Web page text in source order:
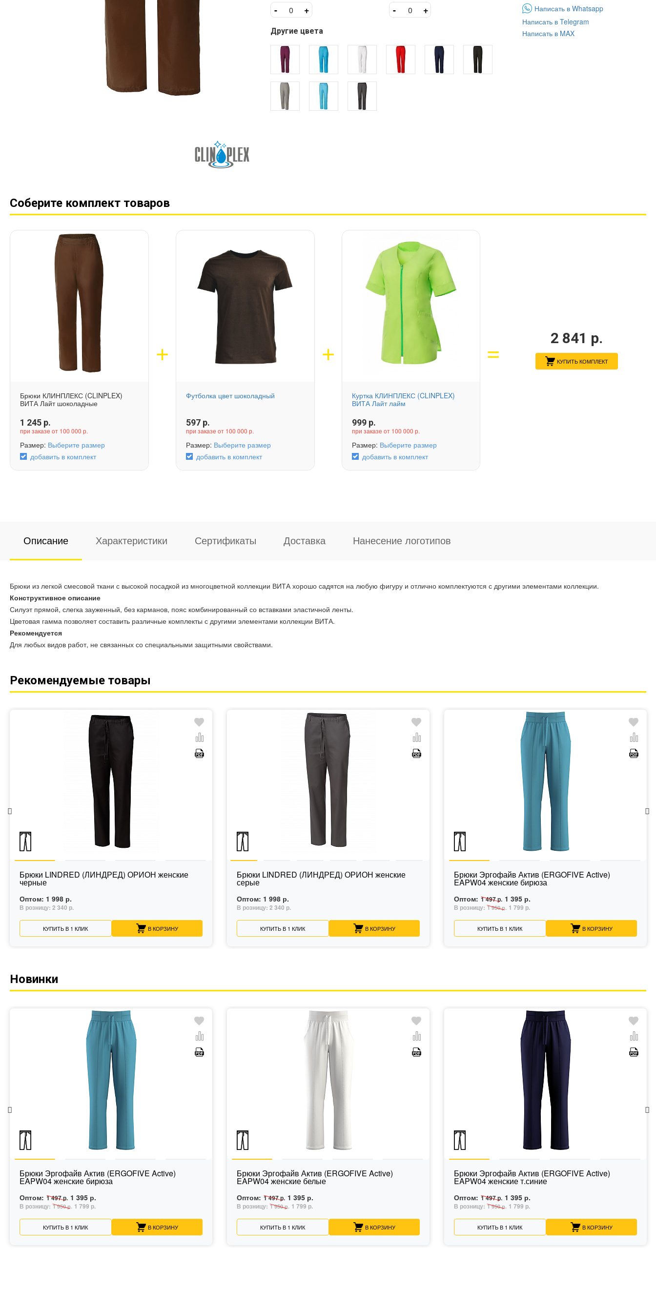
- + - +
Другие цвета
Написать в Whatsapp
Написать в Telegram
Написать в MAX
Соберите комплект товаров
Брюки КЛИНПЛЕКС (CLINPLEX)
ВИТА Лайт шоколадные
1 245 р.
при заказе от 100 000 р.
Размер: Выберите размер
добавить в комплект
Футболка цвет шоколадный
597р.
при заказе от 100 000 р.
Размер: Выберите размер
добавить в комплект
Куртка КЛИНПЛЕКС (CLINPLEX)
ВИТА Лайт лайм
999р.
при заказе от 100 000 р.
Размер: Выберите размер
добавить в комплект
2 841 р.
КУПИТЬ КОМПЛЕКТ
Описание Характеристики Сертификаты Доставка Нанесение логотипов
Брюки из легкой смесовой ткани с высокой посадкой из многоцветной коллекции ВИТА хорошо садятся на любую фигуру и отлично комплектуются с другими элементами коллекции.
Конструктивное описание
Силуэт прямой, слегка зауженный, без карманов, пояс комбинированный со вставками эластичной ленты.
Цветовая гамма позволяет составить различные комплекты с другими элементами коллекции ВИТА.
Рекомендуется
Для любых видов работ, не связанных со специальными защитными свойствами.
Рекомендуемые товары
Брюки LINDRED (ЛИНДРЕД) ОРИОН женские
черные
Оптом: 1 998 р.
В розницу: 2 340 р.
КУПИТЬ В 1 КЛИК В КОРЗИНУ
Брюки LINDRED (ЛИНДРЕД) ОРИОН женские
серые
Оптом: 1 998 р.
В розницу: 2 340 р.
КУПИТЬ В 1 КЛИК В КОРЗИНУ
Брюки Эргофайв Актив (ERGOFIVE Active)
EAPW04 женские бирюза
Оптом: 1 497 р. 1 395 р.
В розницу: 1 950 р. 1 799 р.
КУПИТЬ В 1 КЛИК В КОРЗИНУ
Новинки
Брюки Эргофайв Актив (ERGOFIVE Active)
EAPW04 женские бирюза
Оптом: 1 497 р. 1 395 р.
В розницу: 1 950 р. 1 799 р.
КУПИТЬ В 1 КЛИК В КОРЗИНУ
Брюки Эргофайв Актив (ERGOFIVE Active)
EAPW04 женские белые
Оптом: 1 497 р. 1 395 р.
В розницу: 1 950 р. 1 799 р.
КУПИТЬ В 1 КЛИК В КОРЗИНУ
Брюки Эргофайв Актив (ERGOFIVE Active)
EAPW04 женские т.синие
Оптом: 1 497 р. 1 395 р.
В розницу: 1 950 р. 1 799 р.
КУПИТЬ В 1 КЛИК В КОРЗИНУ